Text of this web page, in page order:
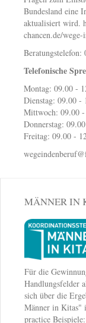
Bundesland eine
aktualisiert wird.
chancen.de/
Telefonische
Montag: 09.00 -
Dienstag: 09.00
Mittwoch: 09.00
Donnerstag:
Freitag: 09.00 -
MÄNNER IN
Für die
Handlungsfelder
sich über die
Männer in Kitas"
practice Beispiele: